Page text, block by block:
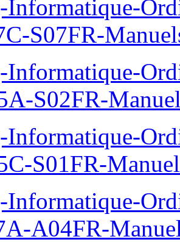
Informatique-
S07FR-
Informatique-
S02FR-
Informatique-
S01FR-
Informatique-
A04FR-